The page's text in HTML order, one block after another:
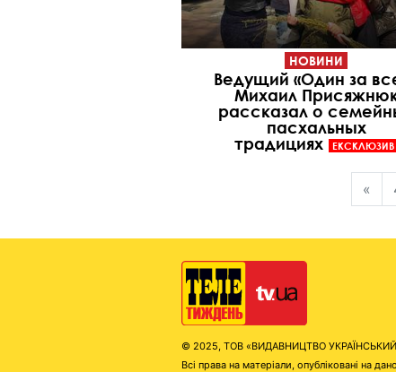
НОВИНИ
Ведущий «Один за
Михаил
рассказал о
пасхальных
традициях
ЕКСКЛЮЗИВ
«
© 2025, ТОВ «ВИДАВНИЦТВО УКРАЇНСЬКИЙ
Всі права на матеріали, опубліковані на